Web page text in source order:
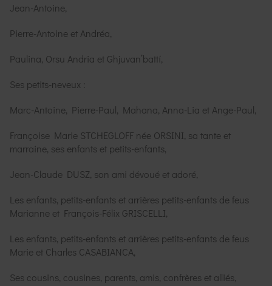
Jean-Antoine,
Pierre-Antoine et Andréa,
Paulina, Orsu Andria et Ghjuvan’battí,
Ses petits-neveux :
Marc-Antoine, Pierre-Paul, Mahana, Anna-Lia et Ange-Paul,
Françoise Marie STCHEGLOFF née ORSINI, sa tante et
marraine, ses enfants et petits-enfants,
Jean-Claude DUSZ, son ami dévoué et adoré,
Les enfants, petits-enfants et arrières petits-enfants de feus
Marianne et François-Félix GRISCELLI,
Les enfants, petits-enfants et arrières petits-enfants de feus
Marie et Charles CASABIANCA,
Ses cousins, cousines, parents, amis, confrères et alliés,